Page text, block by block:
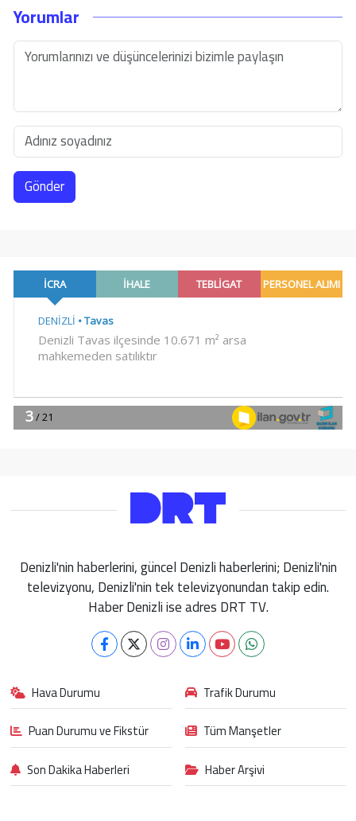
Yorumlar
Gönder
Denizli'nin haberlerini, güncel Denizli haberlerini; Denizli'nin
televizyonu, Denizli'nin tek televizyonundan takip edin.
Haber Denizli ise adres DRT TV.
Hava Durumu
Trafik Durumu
Puan Durumu ve Fikstür
Tüm Manşetler
Son Dakika Haberleri
Haber Arşivi